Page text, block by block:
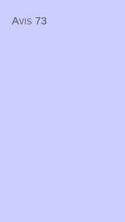
Avis 73